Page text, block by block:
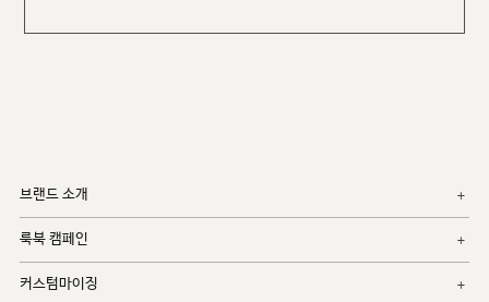
브랜드 소개
룩북 캠페인
커스텀마이징